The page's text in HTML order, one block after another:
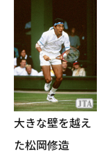
大きな壁を越え
た松岡修造